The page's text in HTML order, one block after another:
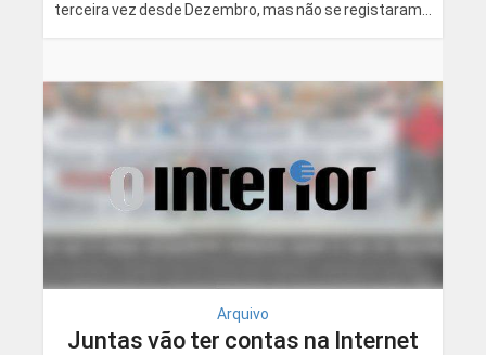
terceira vez desde Dezembro, mas não se registaram...
Arquivo
Juntas vão ter contas na Internet